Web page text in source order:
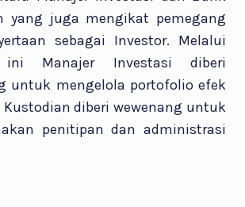
yang juga mengikat pemegang
sebagai Investor. Melalui
ini Manajer Investasi diberi
untuk mengelola portofolio efek
diberi wewenang untuk
penitipan dan administrasi